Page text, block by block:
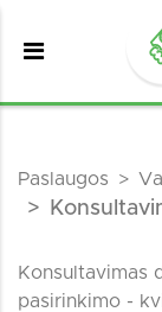
Paslaugos
Konsultavimas
pasirinkimo -